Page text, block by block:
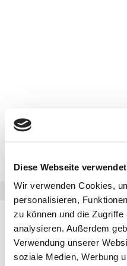
Diese Webseite
Wir verwenden Cookies,
personalisieren,
zu können und die
analysieren. Außerdem
Verwendung unserer
soziale Medien, Werbung
Maecenas